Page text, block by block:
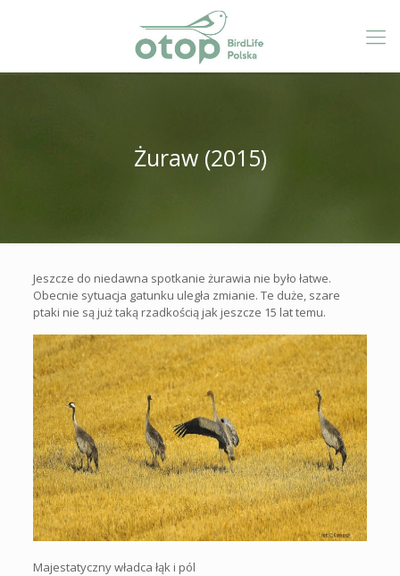
Żuraw (2015)
Jeszcze do niedawna spotkanie żurawia nie było łatwe.
Obecnie sytuacja gatunku uległa zmianie. Te duże, szare
ptaki nie są już taką rzadkością jak jeszcze 15 lat temu.
Majestatyczny władca łąk i pól